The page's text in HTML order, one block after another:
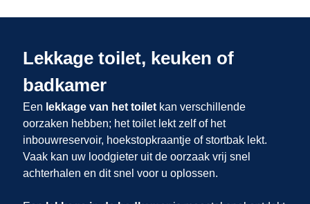
Lekkage toilet, keuken of
badkamer
Een lekkage van het toiletkan verschillende
oorzaken hebben; het toilet lekt zelf of het
inbouwreservoir, hoekstopkraantje of stortbak lekt.
Vaak kan uw loodgieter uitde oorzaak vrij snel
achterhalen en dit snel voor u oplossen.